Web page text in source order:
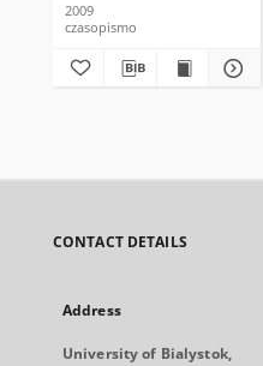
2009
czasopismo
CONTACT DETAILS
Address
University of Bialystok,